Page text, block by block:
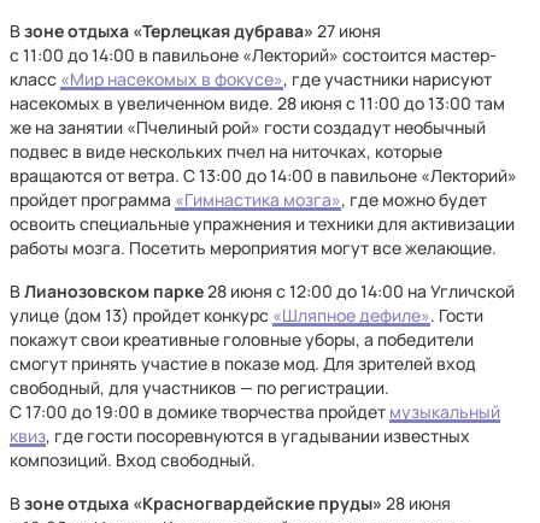
Взоне отдыха «Терлецкая дубрава» 27 июня
с 11:00 до 14:00 в павильоне «Лекторий» состоится мастер-
класс «Мир насекомых в фокусе», где участники нарисуют
насекомых в увеличенном виде. 28 июня с 11:00 до 13:00 там
же на занятии «Пчелиный рой» гости создадут необычный
подвес в виде нескольких пчел на ниточках, которые
вращаются от ветра. С 13:00 до 14:00 в павильоне «Лекторий»
пройдет программа «Гимнастика мозга», где можно будет
освоить специальные упражнения и техники для активизации
работы мозга. Посетить мероприятия могут все желающие.
ВЛианозовском парке28 июня с 12:00 до 14:00 на Угличской
улице (дом 13) пройдет конкурс «Шляпное дефиле». Гости
покажут свои креативные головные уборы, а победители
смогут принять участие в показе мод. Для зрителей вход
свободный, для участников — по регистрации.
С 17:00 до 19:00 в домике творчества пройдет музыкальный
квиз, где гости посоревнуются в угадывании известных
композиций. Вход свободный.
Взоне отдыха «Красногвардейские пруды» 28 июня